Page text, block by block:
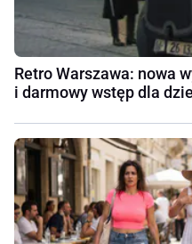
Retro Warszawa: nowa
i darmowy wstęp dla